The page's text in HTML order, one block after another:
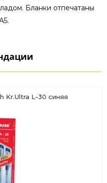
Бланки отпечатаны
Kr.Ultra L-30 синяя